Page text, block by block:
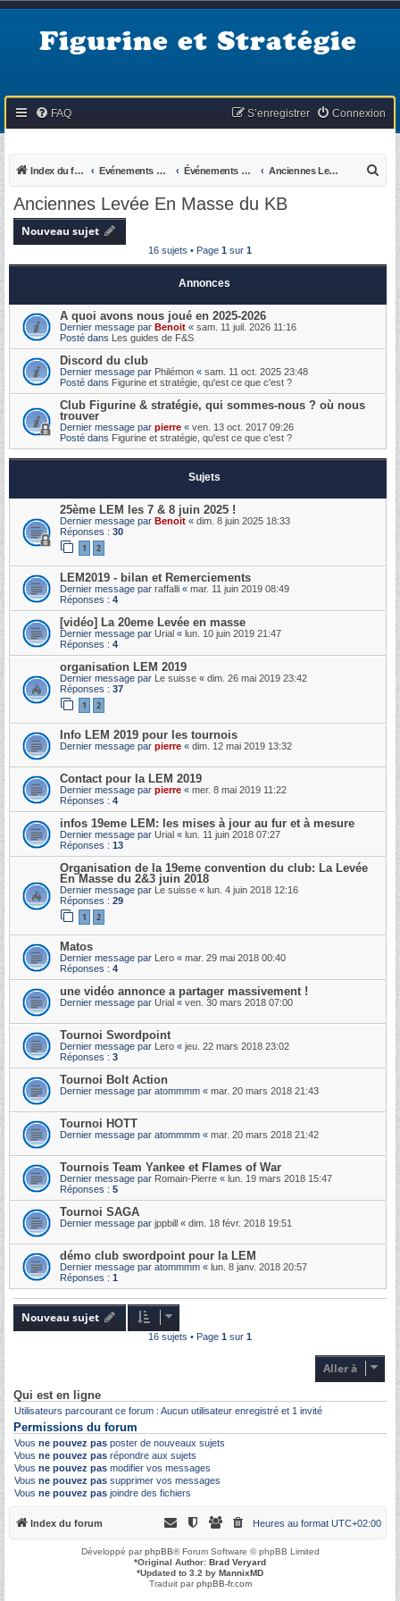
Figurine et Stratégie
FAQ Connexion
S’enregistrer
Index du forum Evénements du KB Événements passés Anciennes Levée En Masse du KB
Anciennes Levée En Masse du KB
Nouveau sujet
16 sujets • Page 1 sur 1
Annonces
A quoi avons nous joué en 2025-2026
Dernier message par Benoit « sam. 11 juil. 2026 11:16
Posté dans Les guides de F&S
Discord du club
Dernier message par Philémon « sam. 11 oct. 2025 23:48
Posté dans Figurine et stratégie, qu'est ce que c'est ?
Club Figurine & stratégie, qui sommes-nous ? où nous
trouver
Dernier message par pierre « ven. 13 oct. 2017 09:26
Posté dans Figurine et stratégie, qu'est ce que c'est ?
Sujets
25ème LEM les 7 & 8 juin 2025 !
Dernier message par Benoit « dim. 8 juin 2025 18:33
Réponses : 30
1 2
LEM2019 - bilan et Remerciements
Dernier message par raffalli « mar. 11 juin 2019 08:49
Réponses : 4
[vidéo] La 20eme Levée en masse
Dernier message par Urial « lun. 10 juin 2019 21:47
Réponses : 4
organisation LEM 2019
Dernier message par Le suisse « dim. 26 mai 2019 23:42
Réponses : 37
1 2
Info LEM 2019 pour les tournois
Dernier message par pierre « dim. 12 mai 2019 13:32
Contact pour la LEM 2019
Dernier message par pierre « mer. 8 mai 2019 11:22
Réponses : 4
infos 19eme LEM: les mises à jour au fur et à mesure
Dernier message par Urial « lun. 11 juin 2018 07:27
Réponses : 13
Organisation de la 19eme convention du club: La Levée
En Masse du 2&3 juin 2018
Dernier message par Le suisse « lun. 4 juin 2018 12:16
Réponses : 29
1 2
Matos
Dernier message par Lero « mar. 29 mai 2018 00:40
Réponses : 4
une vidéo annonce a partager massivement !
Dernier message par Urial « ven. 30 mars 2018 07:00
Tournoi Swordpoint
Dernier message par Lero « jeu. 22 mars 2018 23:02
Réponses : 3
Tournoi Bolt Action
Dernier message par atommmm « mar. 20 mars 2018 21:43
Tournoi HOTT
Dernier message par atommmm « mar. 20 mars 2018 21:42
Tournois Team Yankee et Flames of War
Dernier message par Romain-Pierre « lun. 19 mars 2018 15:47
Réponses : 5
Tournoi SAGA
Dernier message par jppbill « dim. 18 févr. 2018 19:51
démo club swordpoint pour la LEM
Dernier message par atommmm « lun. 8 janv. 2018 20:57
Réponses : 1
Nouveau sujet
16 sujets • Page 1 sur 1
Aller à
Qui est en ligne
Utilisateurs parcourant ce forum : Aucun utilisateur enregistré et 1 invité
Permissions du forum
Vous ne pouvez pas poster de nouveaux sujets
Vous ne pouvez pas répondre aux sujets
Vous ne pouvez pas modifier vos messages
Vous ne pouvez pas supprimer vos messages
Vous ne pouvez pas joindre des fichiers
Index du forum Heures au format UTC+02:00
Développé parphpBB® Forum Software © phpBB Limited
*Original Author: Brad Veryard
*Updated to 3.2 by MannixMD
Traduit parphpBB-fr.com